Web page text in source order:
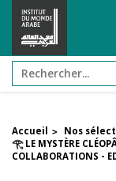
Filtrer par
Auteur
Accueil > Nos
𓂀 LE MYSTÈRE
COLLABORATIONS -